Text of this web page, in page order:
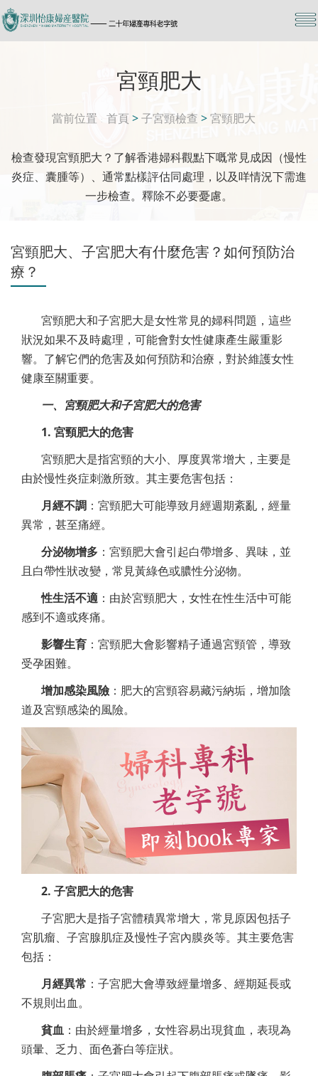
宮頸肥大
當前位置 首頁 >子宮頸檢查 >宮頸肥大
檢查發現宮頸肥大？了解香港婦科觀點下嘅常見成因（慢性
炎症、囊腫等）、通常點樣評估同處理，以及咩情況下需進
一步檢查。釋除不必要憂慮。
宮頸肥大、子宮肥大有什麼危害？如何預防治
療？
宮頸肥大和子宮肥大是女性常見的婦科問題，這些
狀況如果不及時處理，可能會對女性健康產生嚴重影
響。了解它們的危害及如何預防和治療，對於維護女性
健康至關重要。
一、宮頸肥大和子宮肥大的危害
1. 宮頸肥大的危害
宮頸肥大是指宮頸的大小、厚度異常增大，主要是
由於慢性炎症刺激所致。其主要危害包括：
月經不調 ：宮頸肥大可能導致月經週期紊亂，經量
異常，甚至痛經。
分泌物增多 ：宮頸肥大會引起白帶增多、異味，並
且白帶性狀改變，常見黃綠色或膿性分泌物。
性生活不適 ：由於宮頸肥大，女性在性生活中可能
感到不適或疼痛。
影響生育 ：宮頸肥大會影響精子通過宮頸管，導致
受孕困難。
增加感染風險 ：肥大的宮頸容易藏污納垢，增加陰
道及宮頸感染的風險。
2. 子宮肥大的危害
子宮肥大是指子宮體積異常增大，常見原因包括子
宮肌瘤、子宮腺肌症及慢性子宮內膜炎等。其主要危害
包括：
月經異常 ：子宮肥大會導致經量增多、經期延長或
不規則出血。
貧血 ：由於經量增多，女性容易出現貧血，表現為
頭暈、乏力、面色蒼白等症狀。